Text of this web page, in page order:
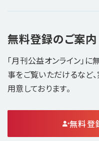
無料登録のご案内
「月刊公益オンライン」
事をご覧いただけるなど
用意しております。
無料登